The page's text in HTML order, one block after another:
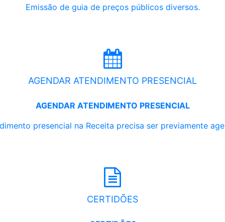
Emissão de guia de preços públicos diversos.
AGENDAR ATENDIMENTO PRESENCIAL
AGENDAR ATENDIMENTO PRESENCIAL
presencial na Receita precisa ser previamente
CERTIDÕES